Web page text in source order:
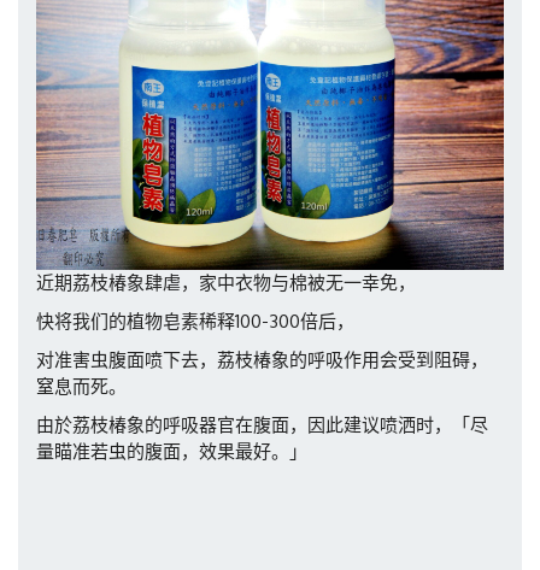
近期荔枝椿象肆虐，家中衣物与棉被无一幸免，
快将我们的植物皂素稀释100-300倍后，
对准害虫腹面喷下去，荔枝椿象的呼吸作用会受到阻碍，
窒息而死。
由於荔枝椿象的呼吸器官在腹面，因此建议喷洒时，「尽
量瞄准若虫的腹面，效果最好。」